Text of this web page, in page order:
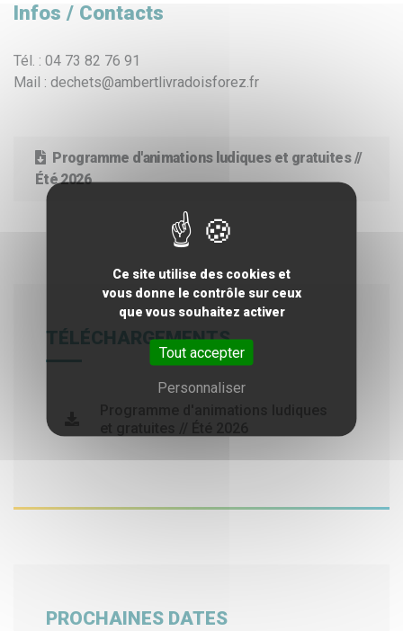
Infos / Contacts
Tél. : 04 73 82 76 91
Mail : dechets@ambertlivradoisforez.fr
Programme d'animations ludiques et gratuites //
Été 2026
TÉLÉCHARGEMENTS
PROCHAINES DATES
Ce site utilise des cookies et
vous donne le contrôle sur ceux
que vous souhaitez activer
Tout accepter
Personnaliser